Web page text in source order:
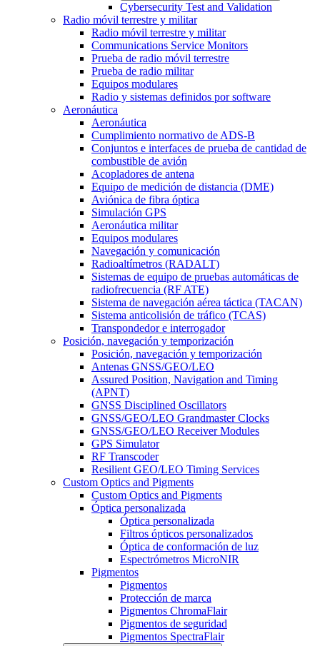
Cybersecurity Test and Validation
Radio móvil terrestre y militar
Radio móvil terrestre y militar
Communications Service Monitors
Prueba de radio móvil terrestre
Prueba de radio militar
Equipos modulares
Radio y sistemas definidos por software
Aeronáutica
Aeronáutica
Cumplimiento normativo de ADS-B
Conjuntos e interfaces de prueba de cantidad de
combustible de avión
Acopladores de antena
Equipo de medición de distancia (DME)
Aviónica de fibra óptica
Simulación GPS
Aeronáutica militar
Equipos modulares
Navegación y comunicación
Radioaltímetros (RADALT)
Sistemas de equipo de pruebas automáticas de
radiofrecuencia (RF ATE)
Sistema de navegación aérea táctica (TACAN)
Sistema anticolisión de tráfico (TCAS)
Transpondedor e interrogador
Posición, navegación y temporización
Posición, navegación y temporización
Antenas GNSS/GEO/LEO
Assured Position, Navigation and Timing
(APNT)
GNSS Disciplined Oscillators
GNSS/GEO/LEO Grandmaster Clocks
GNSS/GEO/LEO Receiver Modules
GPS Simulator
RF Transcoder
Resilient GEO/LEO Timing Services
Custom Optics and Pigments
Custom Optics and Pigments
Óptica personalizada
Óptica personalizada
Filtros ópticos personalizados
Óptica de conformación de luz
Espectrómetros MicroNIR
Pigmentos
Pigmentos
Protección de marca
Pigmentos ChromaFlair
Pigmentos de seguridad
Pigmentos SpectraFlair